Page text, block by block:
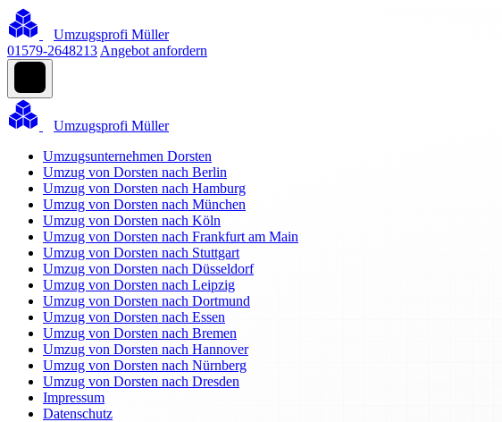
Umzugsprofi Müller
01579-2648213 Angebot anfordern
Umzugsprofi Müller
Umzugsunternehmen Dorsten
Umzug von Dorsten nach Berlin
Umzug von Dorsten nach Hamburg
Umzug von Dorsten nach München
Umzug von Dorsten nach Köln
Umzug von Dorsten nach Frankfurt am Main
Umzug von Dorsten nach Stuttgart
Umzug von Dorsten nach Düsseldorf
Umzug von Dorsten nach Leipzig
Umzug von Dorsten nach Dortmund
Umzug von Dorsten nach Essen
Umzug von Dorsten nach Bremen
Umzug von Dorsten nach Hannover
Umzug von Dorsten nach Nürnberg
Umzug von Dorsten nach Dresden
Impressum
Datenschutz